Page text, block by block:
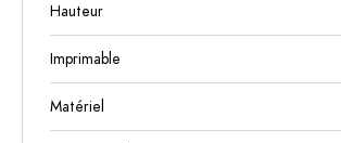
Hauteur
Imprimable
Matériel